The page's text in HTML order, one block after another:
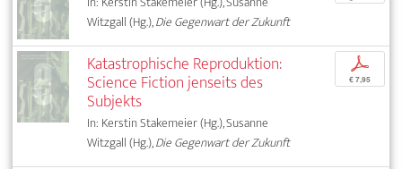
Witzgall (Hg.),Die Gegenwart der Zukunft
Katastrophische Reproduktion:
Science Fiction jenseits des
Subjekts
In: Kerstin Stakemeier (Hg.), Susanne
Witzgall (Hg.),Die Gegenwart der Zukunft
p
€ 7,95